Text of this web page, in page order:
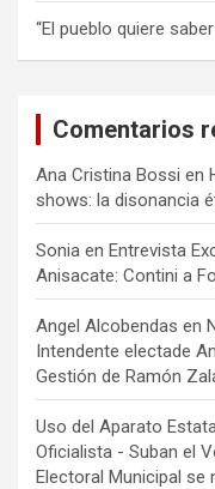
“El pueblo quiere
Comentarios
Ana Cristina Bossi en
shows: la disonancia
Sonia en Entrevista
Anisacate: Contini a
Angel Alcobendas en
Intendente electade
Gestión de Ramón
Uso del Aparato
Oficialista - Suban el
Electoral Municipal se